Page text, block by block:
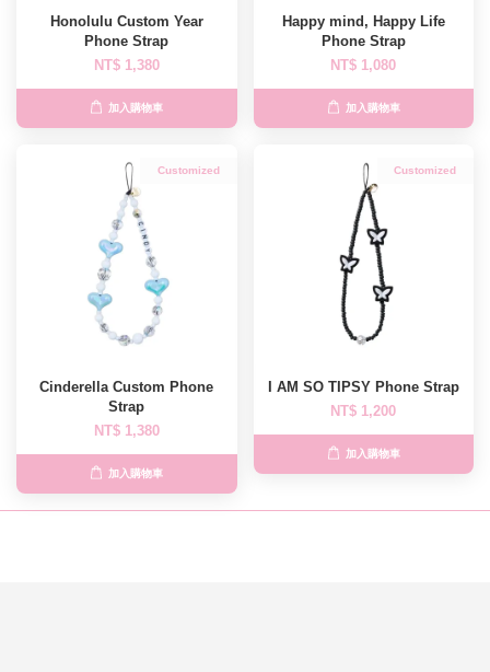
Honolulu Custom Year
Phone Strap
NT$ 1,380
加入購物車
Happy mind, Happy Life
Phone Strap
NT$ 1,080
加入購物車
Customized
Cinderella Custom Phone
Strap
NT$ 1,380
加入購物車
Customized
I AM SO TIPSY Phone Strap
NT$ 1,200
加入購物車